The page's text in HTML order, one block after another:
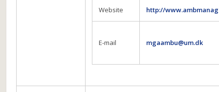
Website http://
E-mail mgaambu@um.dk